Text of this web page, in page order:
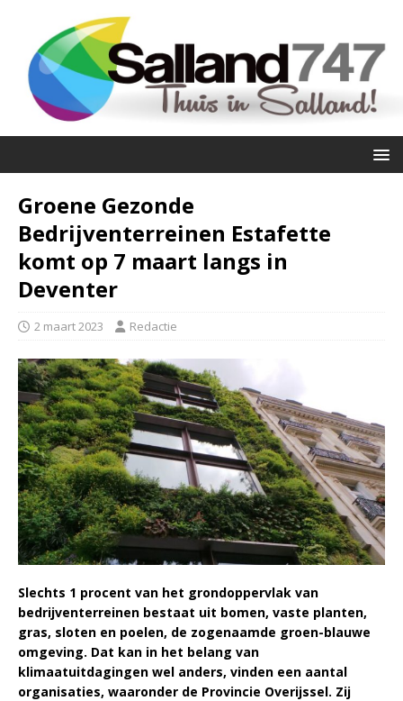
Groene Gezonde
Bedrijventerreinen Estafette
komt op 7 maart langs in
Deventer
2 maart 2023 Redactie
Slechts 1 procent van het grondoppervlak van
bedrijventerreinen bestaat uit bomen, vaste planten,
gras, sloten en poelen, de zogenaamde groen-blauwe
omgeving. Dat kan in het belang van
klimaatuitdagingen wel anders, vinden een aantal
organisaties, waaronder de Provincie Overijssel. Zij